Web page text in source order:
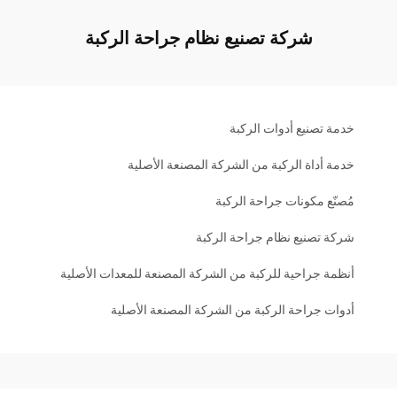
شركة تصنيع نظام جراحة الركبة
خدمة تصنيع أدوات الركبة
خدمة أداة الركبة من الشركة المصنعة الأصلية
مُصنّع مكونات جراحة الركبة
شركة تصنيع نظام جراحة الركبة
أنظمة جراحية للركبة من الشركة المصنعة للمعدات الأصلية
أدوات جراحة الركبة من الشركة المصنعة الأصلية